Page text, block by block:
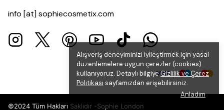
Alışveriş deneyiminizi iyileştirmek için yasal
düzenlemelere uygun çerezler (cookies)
kullanıyoruz. Detaylı bilgiyeGizlilik ve Çerez
Politikası sayfamızdan erişebilirsiniz.
Anladım
info [at] sophiecosmetix.com
©2024 Tüm Hakları Saklıdır -Sophie London